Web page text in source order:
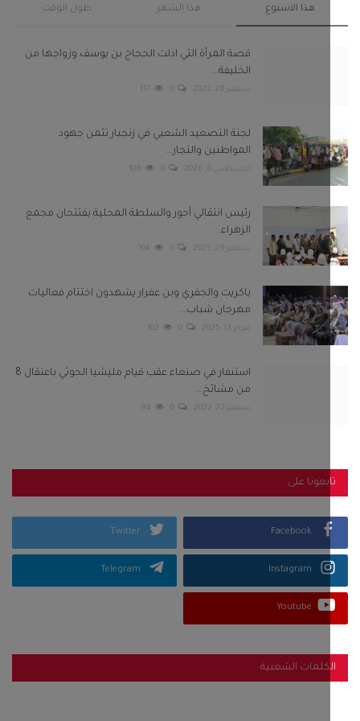
هذا الاسبوع هذا الشهر طول الوقت
قصة المرأة التي اذلت الحجاج بن يوسف وزواجها من
الخليفة...
0
117
لجنة التصعيد الشعبي في زنجبار تثمن جهود
المواطنين والتجار...
أغسطس 6, 2026 0
108
رئيس انتقالي أحور والسلطة المحلية يفتتحان مجمع
الزهراء...
سبتمبر 29, 2025 0
104
باكريت والجفري وبن عفرار يشهدون اختتام فعاليات
مهرجان شباب...
فبراير 13, 2025 0
102
استنفار في صنعاء عقب قيام مليشيا الحوثي باعتقال 8
من مشائخ...
0
94
على
Facebook
Twitter
Instagram
Telegram
Youtube
الشعبية